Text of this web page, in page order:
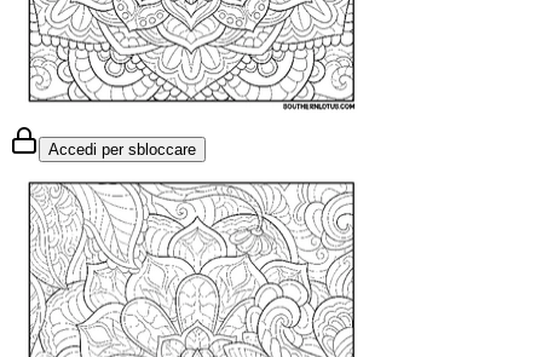
Accedi per sbloccare